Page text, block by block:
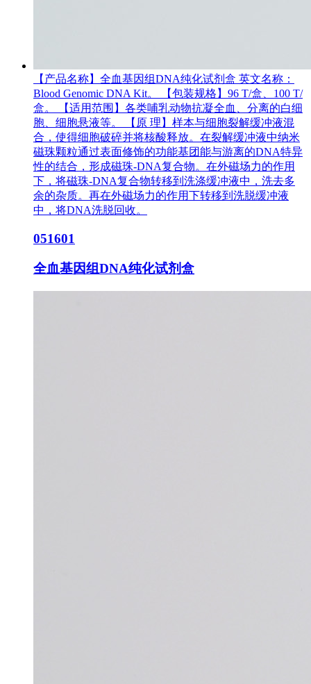
【产品名称】全血基因组DNA纯化试剂盒 英文名称：
Blood Genomic DNA Kit。 【包装规格】96 T/盒、100 T/
盒。 【适用范围】各类哺乳动物抗凝全血、分离的白细
胞、细胞悬液等。 【原 理】样本与细胞裂解缓冲液混
合，使得细胞破碎并将核酸释放。在裂解缓冲液中纳米
磁珠颗粒通过表面修饰的功能基团能与游离的DNA特异
性的结合，形成磁珠-DNA复合物。在外磁场力的作用
下，将磁珠-DNA复合物转移到洗涤缓冲液中，洗去多
余的杂质。再在外磁场力的作用下转移到洗脱缓冲液
中，将DNA洗脱回收。
051601
全血基因组DNA纯化试剂盒